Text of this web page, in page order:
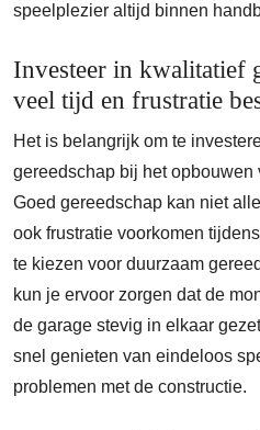
speelplezier altijd binnen
Investeer in kwalitatief
veel tijd en frustratie
Het is belangrijk om te
gereedschap bij het opbouwen
Goed gereedschap kan niet
ook frustratie voorkomen
te kiezen voor duurzaam
kun je ervoor zorgen dat de
de garage stevig in elkaar
snel genieten van eindeloos
problemen met de constructie.